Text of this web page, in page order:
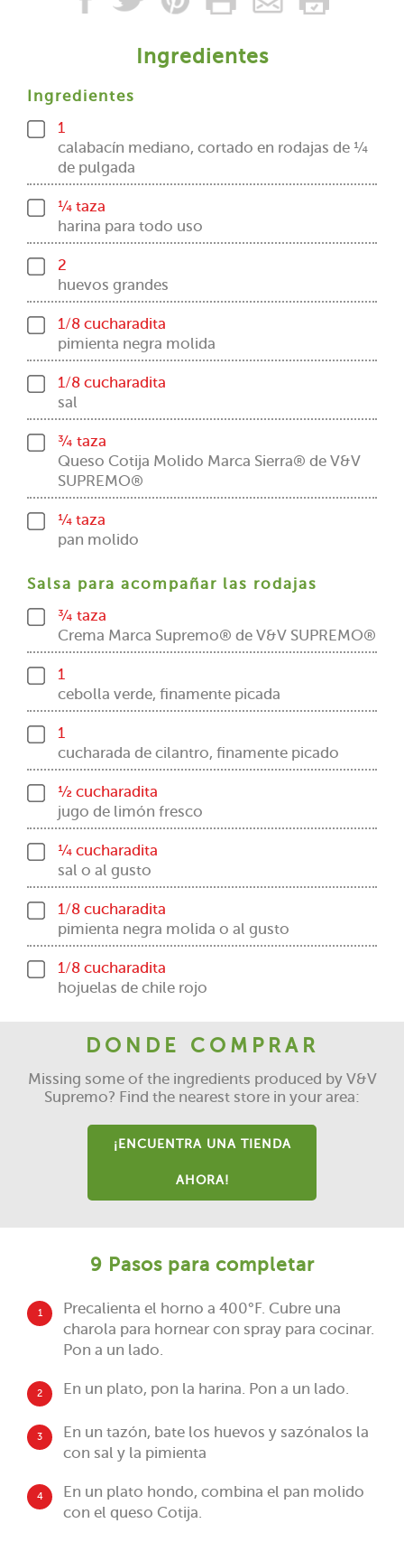
Ingredientes
Ingredientes
1
calabacín mediano, cortado en rodajas de ¼
de pulgada
¼ taza
harina para todo uso
2
huevos grandes
1/8 cucharadita
pimienta negra molida
1/8 cucharadita
sal
¾ taza
Queso Cotija Molido Marca Sierra® de V&V
SUPREMO®
¼ taza
pan molido
Salsa para acompañar las rodajas
¾ taza
Crema Marca Supremo® de V&V SUPREMO®
1
cebolla verde, finamente picada
1
cucharada de cilantro, finamente picado
½ cucharadita
jugo de limón fresco
¼ cucharadita
sal o al gusto
1/8 cucharadita
pimienta negra molida o al gusto
1/8 cucharadita
hojuelas de chile rojo
DONDE COMPRAR
Missing some of the ingredients produced by V&V
Supremo? Find the nearest store in your area:
¡ENCUENTRA UNA TIENDA
AHORA!
9 Pasos para completar
1
Precalienta el horno a 400°F. Cubre una
charola para hornear con spray para cocinar.
Pon a un lado.
2 En un plato, pon la harina. Pon a un lado.
3
En un tazón, bate los huevos y sazónalos la
con sal y la pimienta
4
En un plato hondo, combina el pan molido
con el queso Cotija.